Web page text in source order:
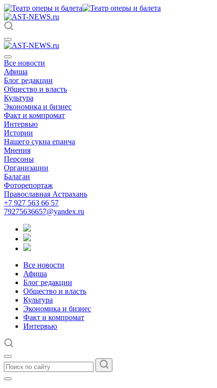
Все новости
Афиша
Блог редакции
Общество и власть
Культура
Экономика и бизнес
Факт и компромат
Интервью
Истории
Нашего сукна епанча
Мнения
Персоны
Организации
Балаган
Фоторепортаж
Православная Астрахань
+7 927 563 66 57
79275636657@yandex.ru
Все новости
Афиша
Блог редакции
Общество и власть
Культура
Экономика и бизнес
Факт и компромат
Интервью